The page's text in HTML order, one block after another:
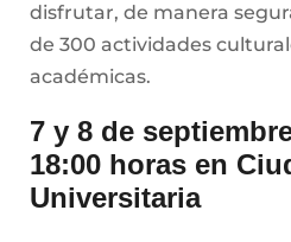
disfrutar, de manera
de 300 actividades
académicas.
7 y 8 de
18:00 horas en
Universitaria